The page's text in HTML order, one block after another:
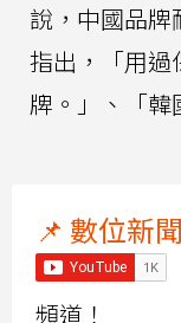
說，中國品
指出，「用過
牌。」、「韓
📌 數位新
頻道！